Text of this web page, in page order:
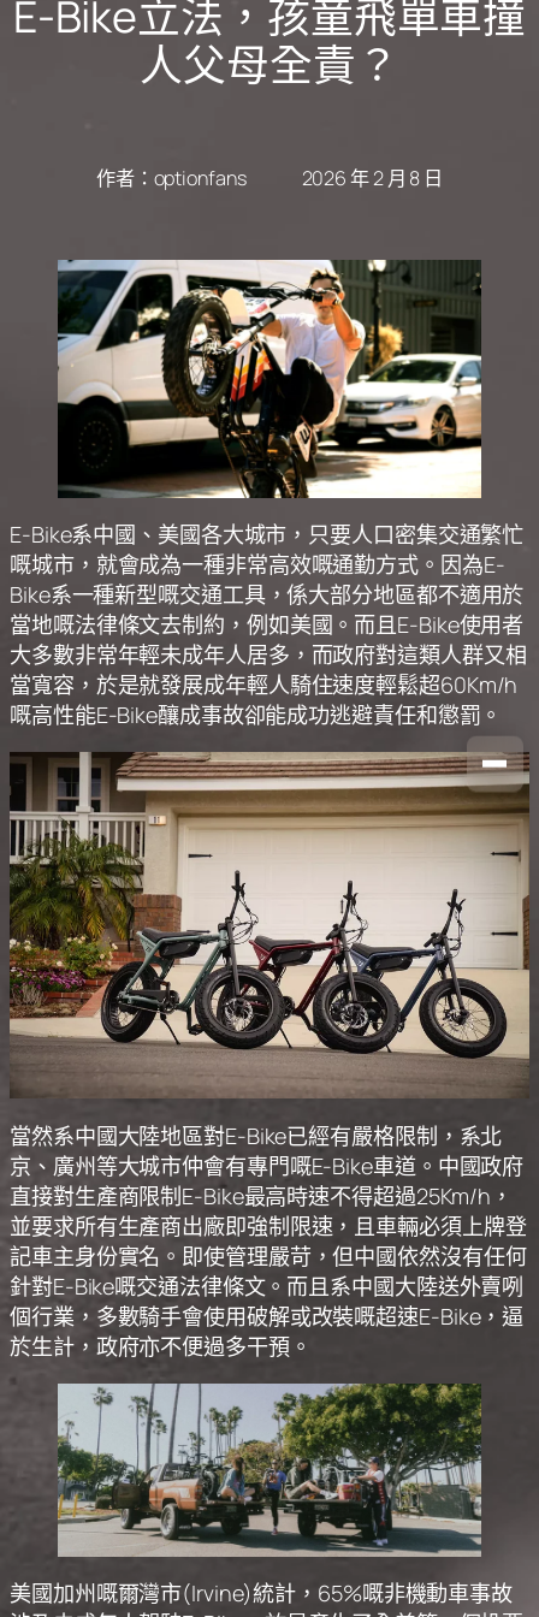
E-Bike立法，孩童飛單車撞
人父母全責？
作者： optionfans 2026 年 2 月 8 日
E-Bike系中國、美國各大城市，只要人口密集交通繁忙
嘅城市，就會成為一種非常高效嘅通勤方式。因為E-
Bike系一種新型嘅交通工具，係大部分地區都不適用於
當地嘅法律條文去制約，例如美國。而且E-Bike使用者
大多數非常年輕未成年人居多，而政府對這類人群又相
當寬容，於是就發展成年輕人騎住速度輕鬆超60Km/h
嘅高性能E-Bike釀成事故卻能成功逃避責任和懲罰。
當然系中國大陸地區對E-Bike已經有嚴格限制，系北
京、廣州等大城市仲會有專門嘅E-Bike車道。中國政府
直接對生產商限制E-Bike最高時速不得超過25Km/h，
並要求所有生產商出廠即強制限速，且車輛必須上牌登
記車主身份實名。即使管理嚴苛，但中國依然沒有任何
針對E-Bike嘅交通法律條文。而且系中國大陸送外賣咧
個行業，多數騎手會使用破解或改裝嘅超速E-Bike，逼
於生計，政府亦不便過多干預。
美國加州嘅爾灣市(Irvine)統計，65%嘅非機動車事故